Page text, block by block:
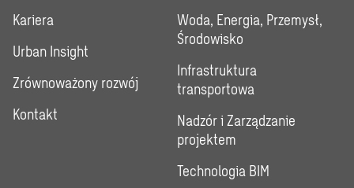
Kariera
Urban Insight
Zrównoważony rozwój
Kontakt
Woda, Energia, Przemysł,
Środowisko
Infrastruktura
transportowa
Nadzór i Zarządzanie
projektem
Technologia BIM